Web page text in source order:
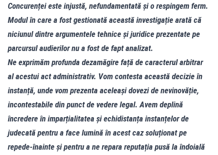
Concurenței este injustă, nefundamentată și o respingem ferm.
Modul în care a fost gestionată această investigație arată că
niciunul dintre argumentele tehnice și juridice prezentate pe
parcursul audierilor nu a fost de fapt analizat.
Ne exprimăm profunda dezamăgire față de caracterul arbitrar
al acestui act administrativ. Vom contesta această decizie în
instanță, unde vom prezenta aceleași dovezi de nevinovăție,
incontestabile din punct de vedere legal. Avem deplină
încredere în imparțialitatea și echidistanța instanțelor de
judecată pentru a face lumină în acest caz soluționat pe
repede-înainte și pentru a ne repara reputația pusă la îndoială